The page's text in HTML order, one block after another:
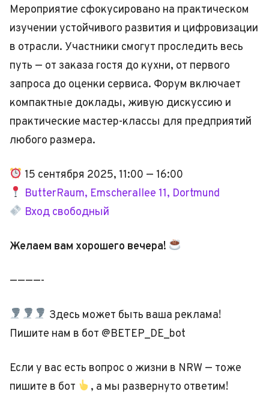
Мероприятие сфокусировано на практическом
изучении устойчивого развития и цифровизации
в отрасли. Участники смогут проследить весь
путь — от заказа гостя до кухни, от первого
запроса до оценки сервиса. Форум включает
компактные доклады, живую дискуссию и
практические мастер-классы для предприятий
любого размера.
15 сентября 2025, 11:00 — 16:00
ButterRaum, Emscherallee 11, Dortmund
Вход свободный
Желаем вам хорошего вечера!
————-
Здесь может быть ваша реклама!
Пишите нам в бот @BETEP_DE_bot
Если у вас есть вопрос о жизни в NRW — тоже
пишите в бот
, а мы развернуто ответим!